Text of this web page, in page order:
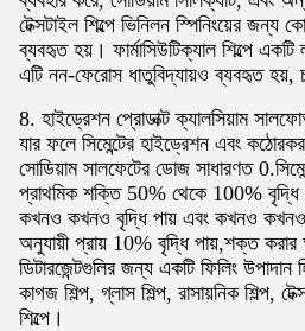
টেক্সটাইল শিল্পে ভিনিলন স্পিনিংয়ের
ব্যবহৃত হয়। ফার্মাসিউটিক্যাল শিল্পে
এটি নন-ফেরোস ধাতুবিদ্যায়ও ব্যবহৃত হয়,
8. হাইড্রেশন প্রোডাক্ট ক্যালসিয়াম
যার ফলে সিমেন্টের হাইড্রেশন এবং
সোডিয়াম সালফেটের ডোজ সাধারণত
প্রাথমিক শক্তি 50% থেকে 100% বৃদ্ধি
কখনও কখনও বৃদ্ধি পায় এবং কখনও কখনও
অনুযায়ী প্রায় 10% বৃদ্ধি পায়,শক্ত করার
ডিটারজেন্টগুলির জন্য একটি ফিলিং উপাদান
কাগজ শিল্প, গ্লাস শিল্প, রাসায়নিক শিল্প,
শিল্পে।